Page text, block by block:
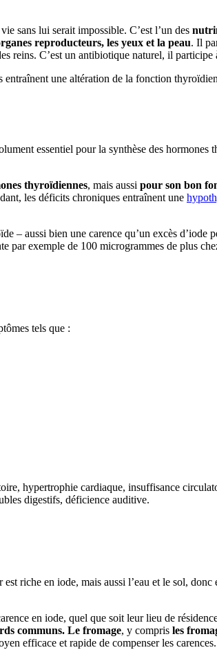
sans lui serait impossible. C’est l’un des
reproducteurs, les yeux et la peau. Il
reins. C’est un antibiotique naturel, il participe
entraînent une altération de la fonction
essentiel pour la synthèse des hormones
thyroïdiennes, mais aussi pour son bon
les déficits chroniques entraînent une
– aussi bien une carence qu’un excès
exemple de 100 microgrammes de plus
tels que :
hypertrophie cardiaque, insuffisance
digestifs, déficience auditive.
est riche en iode, mais aussi l’eau et le sol,
en iode, quel que soit leur lieu de
communs. Le fromage, y compris les
efficace et rapide de compenser les carences.